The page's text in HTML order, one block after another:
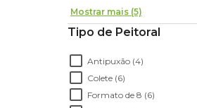
Mostrar mais (5)
Tipo de Peitoral
Antipuxão (4)
Colete (6)
Formato de 8 (6)